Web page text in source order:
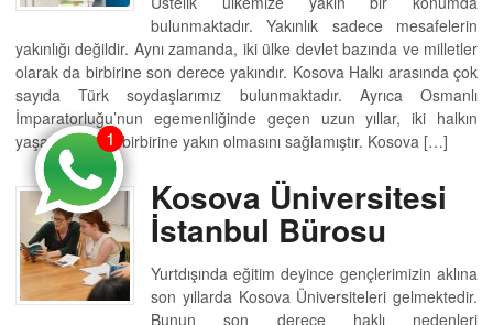
bulunmaktadır. Yakınlık sadece mesafelerin
yakınlığı değildir. Aynı zamanda, iki ülke devlet bazında ve milletler
olarak da birbirine son derece yakındır. Kosova Halkı arasında çok
sayıda Türk soydaşlarımız bulunmaktadır. Ayrıca Osmanlı
İmparatorluğu’nun egemenliğinde geçen uzun yıllar, iki halkın
yaşam şeklinin birbirine yakın olmasını sağlamıştır. Kosova […]
Kosova Üniversitesi
İstanbul Bürosu
Yurtdışında eğitim deyince gençlerimizin aklına
son yıllarda Kosova Üniversiteleri gelmektedir.
Bunun son derece haklı nedenleri
1
1